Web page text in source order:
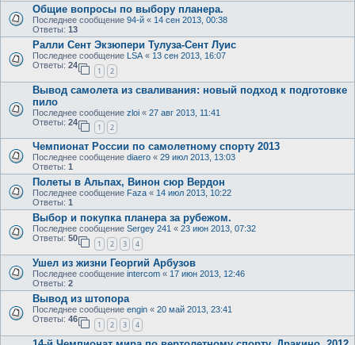
Общие вопросы по выбору планера.
Последнее сообщение 94-й « 14 сен 2013, 00:38
Ответы: 13
Ралли Сент Экзюпери Тулуза-Сент Луис
Последнее сообщение LSA « 13 сен 2013, 16:07
Ответы: 24
1 2
Вывод самолета из сваливания: новый подход к подготовке
пило
Последнее сообщение zloi « 27 авг 2013, 11:41
Ответы: 24
1 2
Чемпионат России по самолетному спорту 2013
Последнее сообщение diaero « 29 июл 2013, 13:03
Ответы: 1
Полеты в Альпах, Винон сюр Вердон
Последнее сообщение Faza « 14 июл 2013, 10:22
Ответы: 1
Выбор и покупка планера за рубежом.
Последнее сообщение Sergey 241 « 23 июн 2013, 07:32
Ответы: 50
1 2 3 4
Ушел из жизни Георгий Арбузов
Последнее сообщение intercom « 17 июн 2013, 12:46
Ответы: 2
Вывод из штопора
Последнее сообщение engin « 20 май 2013, 23:41
Ответы: 46
1 2 3 4